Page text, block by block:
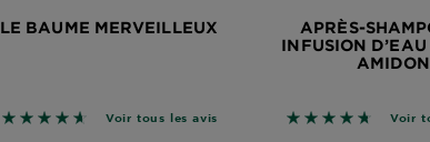
LE BAUME MERVEILLEUX
4.6667 sur 5 étoiles basé sur les avis
Voir tous les avis
APRÈS-
INFUSION
AMIDON
4.7279 sur 5Voir